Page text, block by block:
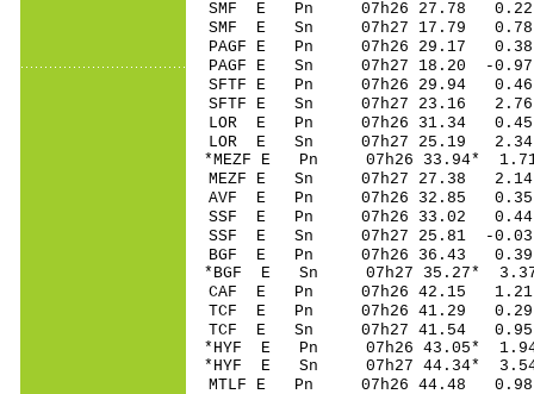
SMF E Pn 07h26
SMF E Sn 07h27 17.79
PAGF E Pn 07h26
PAGF E Sn 07h27 18.20 -
SFTF E Pn 07h26
SFTF E Sn 07h27 23.16
LOR E Pn 07h26
LOR E Sn 07h27 25.19
*MEZF E Pn 07h26
MEZF E Sn 07h27 27.38
AVF E Pn 07h26
SSF E Pn 07h26
SSF E Sn 07h27 25.81 -
BGF E Pn 07h26
*BGF E Sn 07h27 35.27*
CAF E Pn 07h26
TCF E Pn 07h26
TCF E Sn 07h27 41.54
*HYF E Pn 07h26
*HYF E Sn 07h27 44.34*
MTLF E Pn 07h26